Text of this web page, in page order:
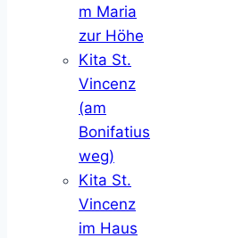
m Maria
zur Höhe
Kita St.
Vincenz
(am
Bonifatius
weg)
Kita St.
Vincenz
im Haus